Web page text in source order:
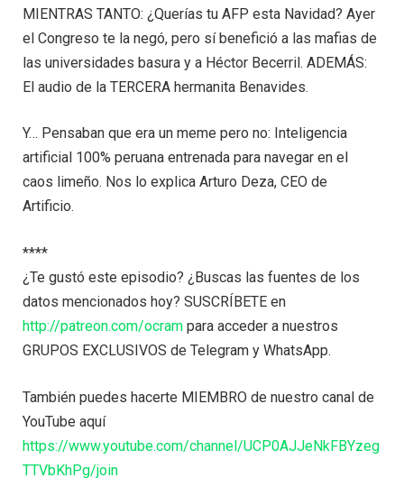
MIENTRAS TANTO: ¿Querías tu AFP esta Navidad? Ayer
el Congreso te la negó, pero sí benefició a las mafias de
las universidades basura y a Héctor Becerril. ADEMÁS:
El audio de la TERCERA hermanita Benavides.
Y… Pensaban que era un meme pero no: Inteligencia
artificial 100% peruana entrenada para navegar en el
caos limeño. Nos lo explica Arturo Deza, CEO de
Artificio.
****
¿Te gustó este episodio? ¿Buscas las fuentes de los
datos mencionados hoy? SUSCRÍBETE en
http://patreon.com/ocram para acceder a nuestros
GRUPOS EXCLUSIVOS de Telegram y WhatsApp.
También puedes hacerte MIEMBRO de nuestro canal de
YouTube aquí
https://www.youtube.com/channel/UCP0AJJeNkFBYzeg
TTVbKhPg/join